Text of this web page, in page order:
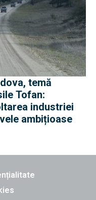
temă
Tofan:
industriei
ambițioase